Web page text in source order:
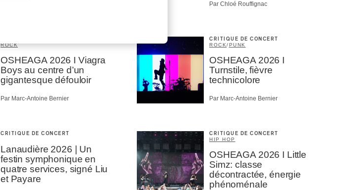
Par Chloé Rouffignac
ROCK
OSHEAGA 2026 I Viagra
Boys au centre d’un
gigantesque défouloir
Par Marc-Antoine Bernier
CRITIQUE DE CONCERT
ROCK/ PUNK
OSHEAGA 2026 I
Turnstile, fièvre
technicolore
Par Marc-Antoine Bernier
CRITIQUE DE CONCERT
Lanaudière 2026 | Un
festin symphonique en
quatre services, signé Liu
et Payare
CRITIQUE DE CONCERT
HIP HOP
OSHEAGA 2026 I Little
Simz: classe
décontractée, énergie
phénoménale